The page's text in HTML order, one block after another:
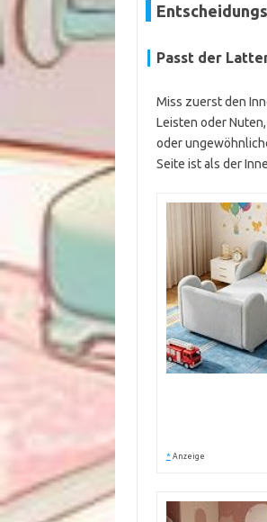
Passt der
Miss zuerst den
Leisten oder
oder
Seite ist als der
* Anzeige